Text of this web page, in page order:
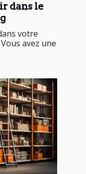
dans le
votre
avez une